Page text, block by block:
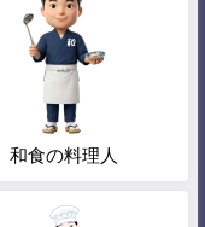
和食の料理人